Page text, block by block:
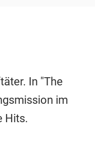
In "The
im
Hits.